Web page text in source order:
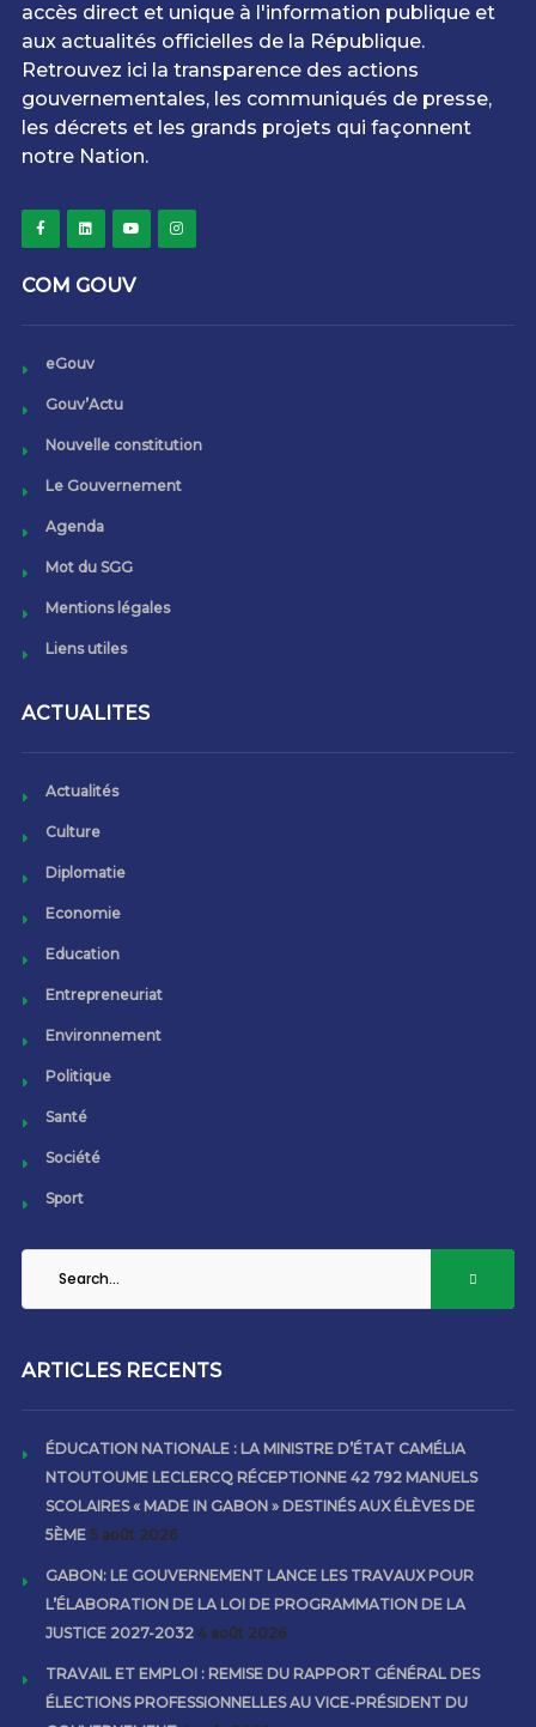
accès direct et unique à l'information publique et
aux actualités officielles de la République.
Retrouvez ici la transparence des actions
gouvernementales, les communiqués de presse,
les décrets et les grands projets qui façonnent
notre Nation.
COM GOUV
eGouv
Gouv’Actu
Nouvelle constitution
Le Gouvernement
Agenda
Mot du SGG
Mentions légales
Liens utiles
ACTUALITES
Actualités
Culture
Diplomatie
Economie
Education
Entrepreneuriat
Environnement
Politique
Santé
Société
Sport
ARTICLES RECENTS
ÉDUCATION NATIONALE : LA MINISTRE D’ÉTAT CAMÉLIA
NTOUTOUME LECLERCQ RÉCEPTIONNE 42 792 MANUELS
SCOLAIRES « MADE IN GABON » DESTINÉS AUX ÉLÈVES DE
5ÈME 5 août 2026
GABON: LE GOUVERNEMENT LANCE LES TRAVAUX POUR
L’ÉLABORATION DE LA LOI DE PROGRAMMATION DE LA
JUSTICE 2027-2032 4 août 2026
TRAVAIL ET EMPLOI : REMISE DU RAPPORT GÉNÉRAL DES
ÉLECTIONS PROFESSIONNELLES AU VICE-PRÉSIDENT DU